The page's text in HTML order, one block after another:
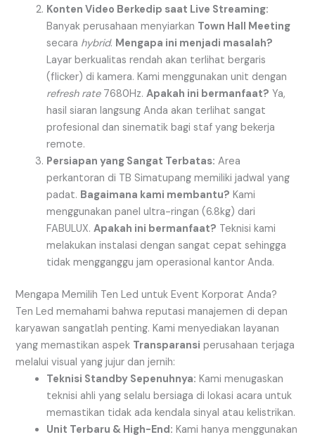
Konten Video Berkedip saat Live Streaming:
Banyak perusahaan menyiarkan Town Hall Meeting
secara hybrid. Mengapa ini menjadi masalah?
Layar berkualitas rendah akan terlihat bergaris
(flicker) di kamera. Kami menggunakan unit dengan
refresh rate7680Hz.Apakah ini bermanfaat? Ya,
hasil siaran langsung Anda akan terlihat sangat
profesional dan sinematik bagi staf yang bekerja
remote.
Persiapan yang Sangat Terbatas: Area
perkantoran di TB Simatupang memiliki jadwal yang
padat. Bagaimana kami membantu? Kami
menggunakan panel ultra-ringan (6.8kg) dari
FABULUX.Apakah ini bermanfaat? Teknisi kami
melakukan instalasi dengan sangat cepat sehingga
tidak mengganggu jam operasional kantor Anda.
Mengapa Memilih Ten Led untuk Event Korporat Anda?
Ten Led memahami bahwa reputasi manajemen di depan
karyawan sangatlah penting. Kami menyediakan layanan
yang memastikan aspek Transparansi perusahaan terjaga
melalui visual yang jujur dan jernih:
Teknisi Standby Sepenuhnya: Kami menugaskan
teknisi ahli yang selalu bersiaga di lokasi acara untuk
memastikan tidak ada kendala sinyal atau kelistrikan.
Unit Terbaru & High-End: Kami hanya menggunakan